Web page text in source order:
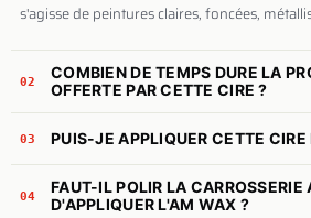
s'agisse de peintures claires, foncées,
02
COMBIEN DE TEMPS DURE LA
OFFERTE PAR CETTE CIRE ?
03 PUIS-JE APPLIQUER CETTE CIRE
04
FAUT-IL POLIR LA CARROSSERIE
D'APPLIQUER L'AM WAX ?